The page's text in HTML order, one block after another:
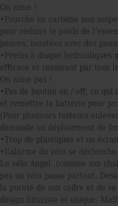
On aime !
•Fourche en carbone non
pour réduire le poids de
pouces, montées avec des
•Freins à disque hydrauliques
eﬀicace et rassurant par tous
On aime pas !
•Pas de bouton on / oﬀ, ce
et remettre la batterie pour
(Pour plusieurs testeurs
demande un déploiement de
•Trop de plastiques et un
•L’alarme du vélo se
Le vélo Angel ,(comme son
pas un vélo passe partout.
la pureté de son cadre et de
design futuriste et unique.